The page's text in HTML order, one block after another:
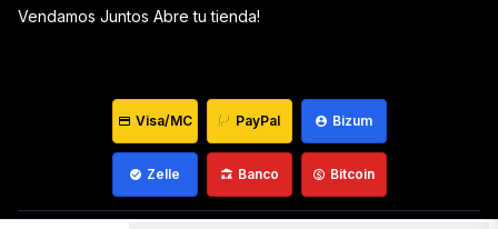
Vendamos Juntos Abre tu tienda!
Visa/MC PayPal Bizum
Zelle Banco Bitcoin